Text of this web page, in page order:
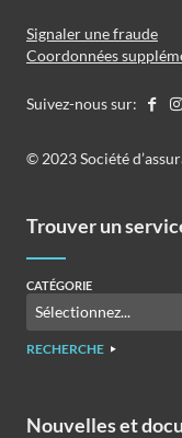
Signaler une fraude
Coordonnées
Suivez-nous sur:
©️️ 2023 Société
Trouver un
CATÉGORIE
RECHERCHE
Nouvelles et